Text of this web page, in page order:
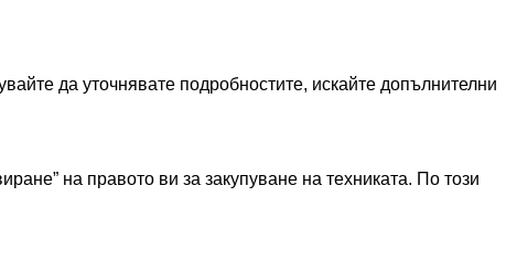
да уточнявате подробностите, искайте допълнителни
на правото ви за закупуване на техниката. По този